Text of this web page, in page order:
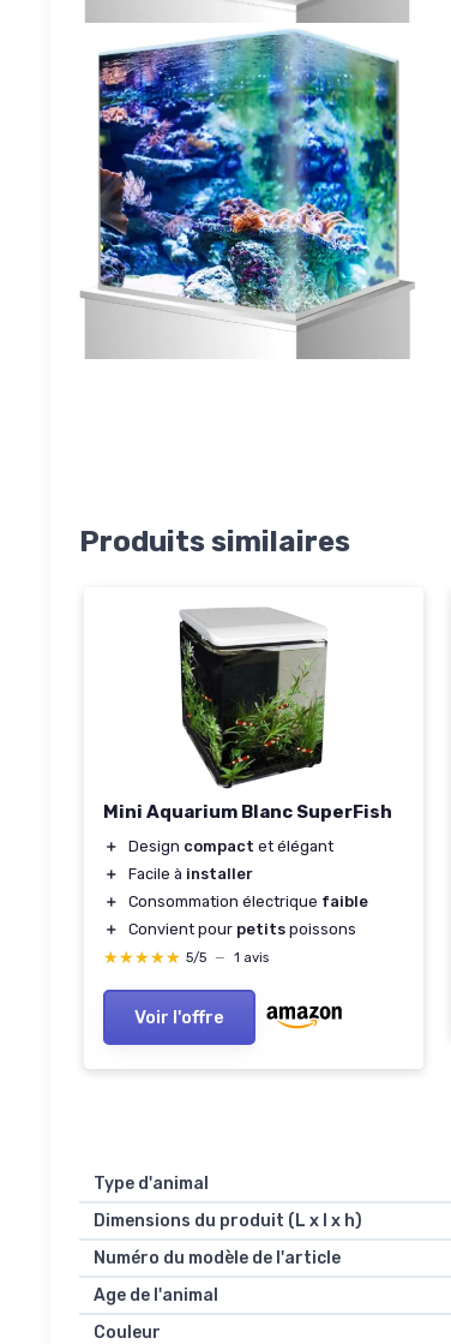
Produits similaires
Mini Aquarium Blanc SuperFish
＋ Design compact et élégant
＋
Facile à installer
＋
Consommation électrique faible
＋
Convient pour petits poissons
★★★★★
★★★★★ 5/5 — 1 avis
Voir l'offre
Type d'animal
Dimensions du produit (L x l x h)
Numéro du modèle de l'article
Age de l'animal
Couleur